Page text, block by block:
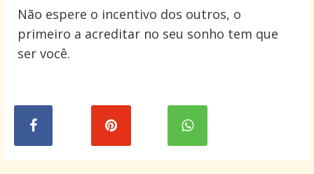
Não espere o incentivo dos outros, o
primeiro a acreditar no seu sonho tem que
ser você.